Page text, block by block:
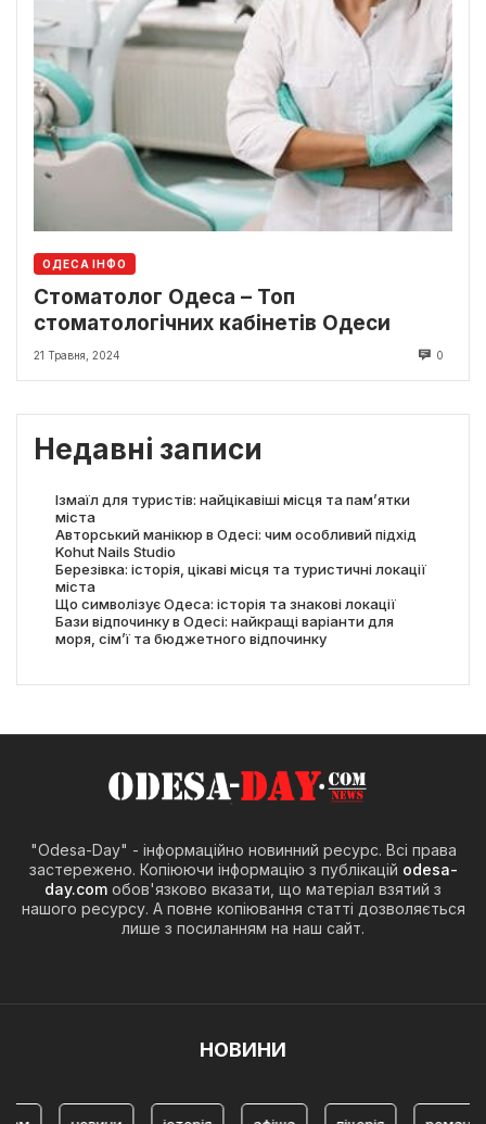
ОДЕСА ІНФО
Стоматолог Одеса – Топ
стоматологічних кабінетів Одеси
21 Травня, 2024 0
Недавні записи
Ізмаїл для туристів: найцікавіші місця та пам’ятки
міста
Авторський манікюр в Одесі: чим особливий підхід
Kohut Nails Studio
Березівка: історія, цікаві місця та туристичні локації
міста
Що символізує Одеса: історія та знакові локації
Бази відпочинку в Одесі: найкращі варіанти для
моря, сім’ї та бюджетного відпочинку
"Odesa-Day" - інформаційно новинний ресурс. Всі права
застережено. Копіюючи інформацію з публікацій odesa-
day.com обов'язково вказати, що матеріал взятий з
нашого ресурсу. А повне копіювання статті дозволяється
лише з посиланням на наш сайт.
НОВИНИ